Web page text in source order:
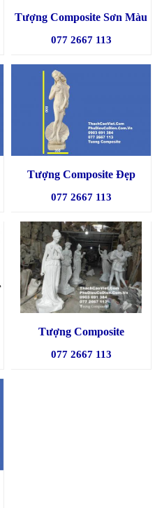
Tượng Composite Sơn Màu
077 2667 113
Tượng Composite Đẹp
077 2667 113
Tượng Composite
077 2667 113